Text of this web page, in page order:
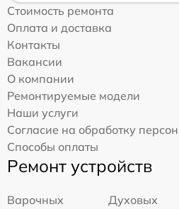
Стоимость ремонта
Оплата и доставка
Контакты
Вакансии
О компании
Ремонтируемые модели
Наши услуги
Согласие на обработку
Способы оплаты
Ремонт устройств
Варочных
Духовых